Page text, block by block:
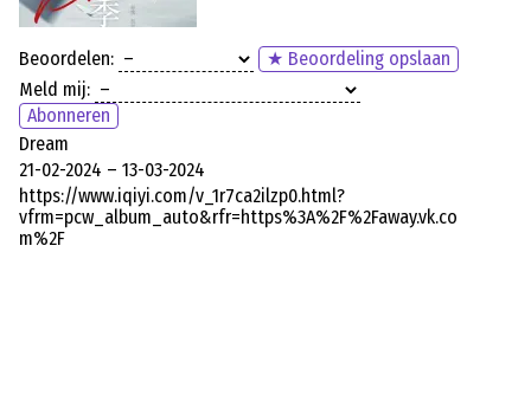
Beoordelen:
★ Beoordeling opslaan
Meld mij:
Abonneren
Dream
21-02-2024 – 13-03-2024
https://www.iqiyi.com/v_1r7ca2ilzp0.html?
vfrm=pcw_album_auto&rfr=https%3A%2F%2Faway.vk.co
m%2F